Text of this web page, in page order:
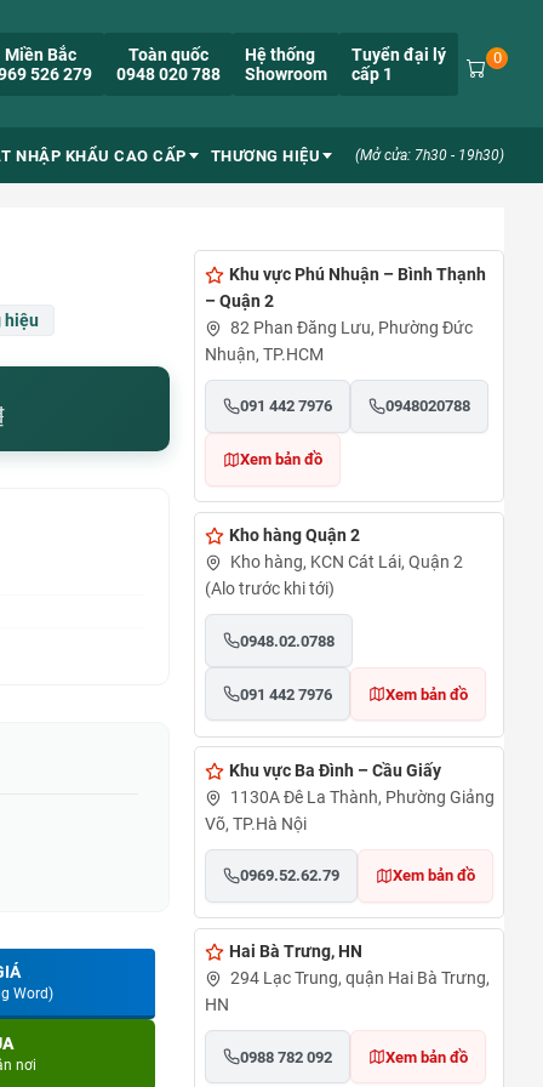
Miền Bắc
526 279
Toàn quốc
0948 020 788
Hệ thống
Showroom
Tuyển đại lý
cấp 1
0
NHẬP KHẨU CAO CẤP THƯƠNG HIỆU (Mở cửa: 7h30 - 19h30)
hiệu
Word)
nơi
Khu vực Phú Nhuận – Bình Thạnh
– Quận 2
82 Phan Đăng Lưu, Phường Đức
Nhuận, TP.HCM
091 442 7976 0948020788
Xem bản đồ
Kho hàng Quận 2
Kho hàng, KCN Cát Lái, Quận 2
(Alo trước khi tới)
0948.02.0788
091 442 7976 Xem bản đồ
Khu vực Ba Đình – Cầu Giấy
1130A Đê La Thành, Phường Giảng
Võ, TP.Hà Nội
0969.52.62.79 Xem bản đồ
Hai Bà Trưng, HN
294 Lạc Trung, quận Hai Bà Trưng,
HN
0988 782 092 Xem bản đồ